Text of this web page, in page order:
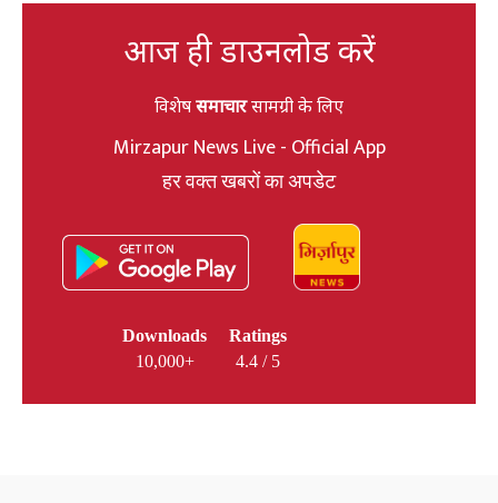
आज ही डाउनलोड करें
विशेषसमाचारसामग्री के लिए
Mirzapur News Live - Official App
हर वक्त खबरों का अपडेट
Downloads
10,000+
Ratings
4.4 / 5